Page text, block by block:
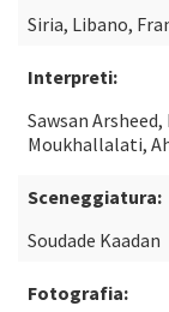
Siria, Libano,
Interpreti:
Sawsan
Moukhallalati,
Sceneggiatura:
Soudade Kaadan
Fotografia: